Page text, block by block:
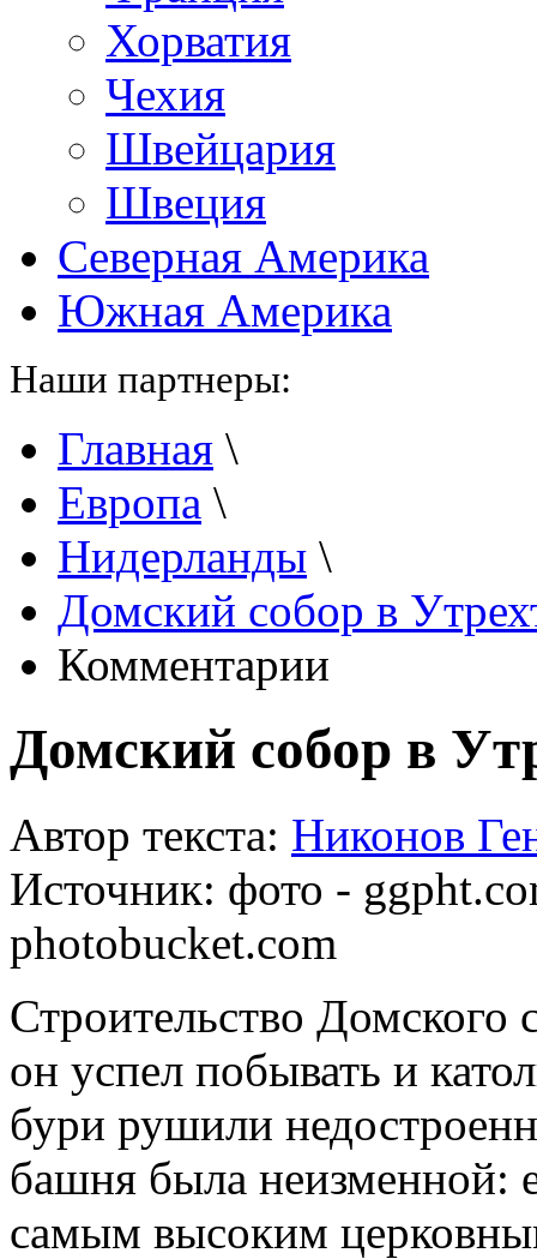
Хорватия
Чехия
Швейцария
Швеция
Северная Америка
Южная Америка
Наши партнеры:
Главная \
Европа \
Нидерланды \
Домский собор в
Комментарии
Домский собор в
Автор текста: Никонов
Источник: фото -
photobucket.com
Строительство Домского
он успел побывать и
бури рушили
башня была неизменной:
самым высоким